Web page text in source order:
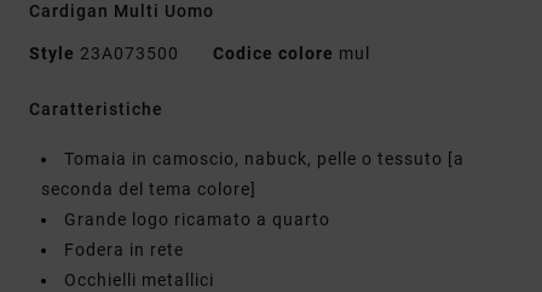
Cardigan Multi Uomo
Style 23A073500 Codice colore mul
Caratteristiche
Tomaia in camoscio, nabuck, pelle o tessuto [a
seconda del tema colore]
Grande logo ricamato a quarto
Fodera in rete
Occhielli metallici